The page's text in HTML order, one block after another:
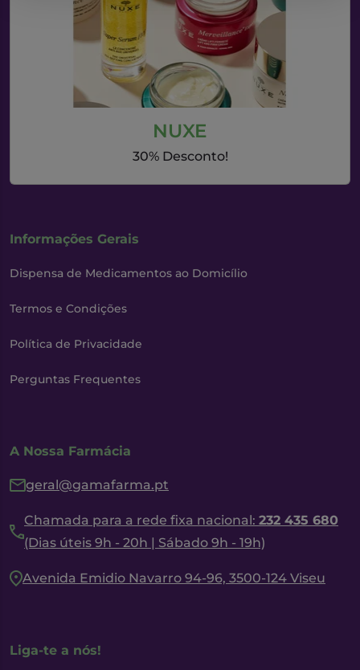
NUXE
30% Desconto!
Informações Gerais
Dispensa de Medicamentos ao Domicílio
Termos e Condições
Política de Privacidade
Perguntas Frequentes
A Nossa Farmácia
geral@gamafarma.pt
Chamada para a rede fixa nacional: 232 435 680
(Dias úteis 9h - 20h | Sábado 9h - 19h)
Avenida Emidio Navarro 94-96, 3500-124 Viseu
Liga-te a nós!